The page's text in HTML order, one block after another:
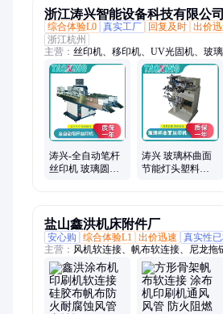
浙江涛兴智能设备科技有限公司
综合体验L0 真实工厂 回复及时 出价
浙江杭州
主营： 丝印机、移印机、UV光固机、玻
烘道、拉网机、涂布机、平面丝印机、曲
动打包机、自动封箱机、自动贴标机、烫
涛兴-全自动笔杆
丝印机 玻璃圆管
涛兴 玻璃杯曲面
节能灯头塑料管
盐山鑫洪机床附件厂
安心购
综合体验L1 出价迅速 真实性
主营： 风机软连接、帆布软连接、尼龙拖
通风管、防火软连接、散装机伸缩布袋
袋、硅胶软连接、耐腐蚀软连接、钢板
罩、通风软连接、塑料拖链、钢铝拖链